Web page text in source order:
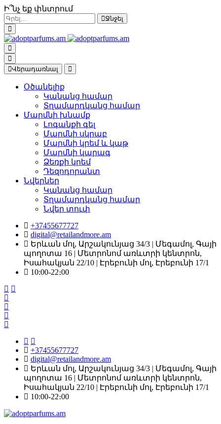
Ի՞նչ եք փնտրում
Ջնջել
Վերադառնալ
Օծանելիք
Կանանց համար
Տղամարդկանց համար
Մարմնի խնամք
Լոգանքի գել
Մարմնի սկրաբ
Մարմնի կրեմ և կաթ
Մարմնի կարագ
Ձեռքի կրեմ
Դեզոդորանտ
Նվերներ
Կանանց համար
Տղամարդկանց համար
Նվեր տուփ
+37455677727
digital@retailandmore.am
Երևան մոլ, Արշակունյաց 34/3 | Մեգամոլ, Գայի
պողոտա 16 | Մետրոնոմ առևտրի կենտրոն,
Իսահակյան 22/10 | Էրեբունի մոլ, Էրեբունի 17/1
10:00-22։00
+37455677727
digital@retailandmore.am
Երևան մոլ, Արշակունյաց 34/3 | Մեգամոլ, Գայի
պողոտա 16 | Մետրոնոմ առևտրի կենտրոն,
Իսահակյան 22/10 | Էրեբունի մոլ, Էրեբունի 17/1
10:00-22։00